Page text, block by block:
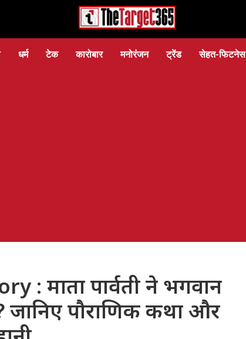
धर्म टेक कारोबार मनोरंजन ट्रेंड सेहत-फिटनेस
: माता पार्वती ने भगवान
जानिए पौराणिक कथा और